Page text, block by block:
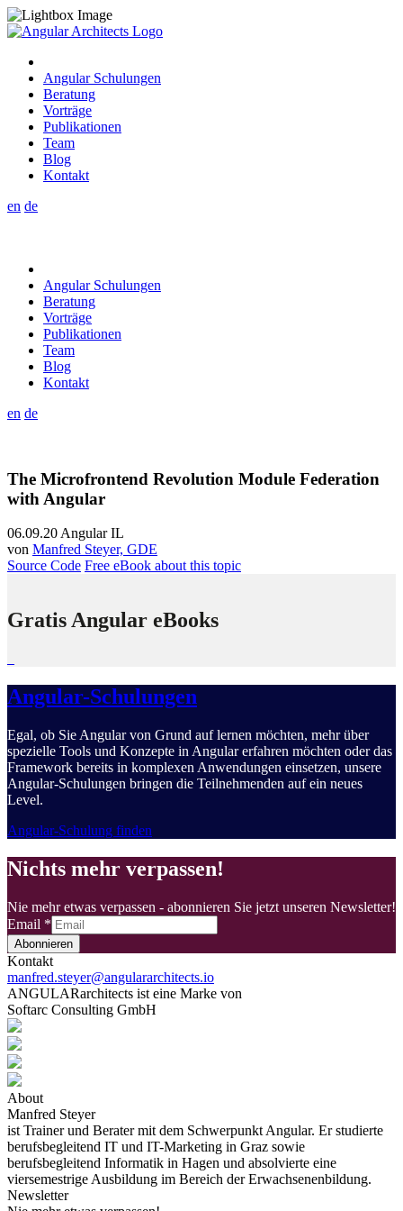
Angular Schulungen
Beratung
Vorträge
Publikationen
Team
Blog
Kontakt
en de
Angular Schulungen
Beratung
Vorträge
Publikationen
Team
Blog
Kontakt
en de
The Microfrontend Revolution Module Federation
with Angular
06.09.20Angular IL
von Manfred Steyer, GDE
Source Code Free eBook about this topic
Gratis Angular eBooks
Angular-Schulungen
Egal, ob Sie Angular von Grund auf lernen möchten, mehr über
spezielle Tools und Konzepte in Angular erfahren möchten oder das
Framework bereits in komplexen Anwendungen einsetzen, unsere
Angular-Schulungen bringen die Teilnehmenden auf ein neues
Level.
Angular-Schulung finden
Nichts mehr verpassen!
Nie mehr etwas verpassen - abonnieren Sie jetzt unseren Newsletter!
Email *
Abonnieren
Kontakt
manfred.steyer@angulararchitects.io
ANGULARarchitects ist eine Marke von
Softarc Consulting GmbH
About
Manfred Steyer
ist Trainer und Berater mit dem Schwerpunkt Angular. Er studierte
berufsbegleitend IT und IT-Marketing in Graz sowie
berufsbegleitend Informatik in Hagen und absolvierte eine
viersemestrige Ausbildung im Bereich der Erwachsenenbildung.
Newsletter